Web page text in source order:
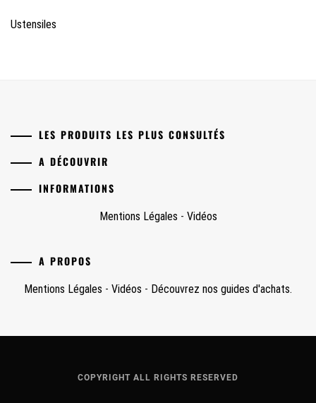
Ustensiles
LES PRODUITS LES PLUS CONSULTÉS
A DÉCOUVRIR
INFORMATIONS
Mentions Légales - Vidéos
A PROPOS
Mentions Légales - Vidéos - Découvrez nos guides d'achats.
COPYRIGHT ALL RIGHTS RESERVED